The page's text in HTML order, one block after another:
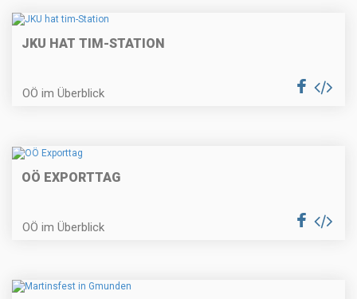
JKU HAT TIM-STATION
OÖ im Überblick
OÖ EXPORTTAG
OÖ im Überblick